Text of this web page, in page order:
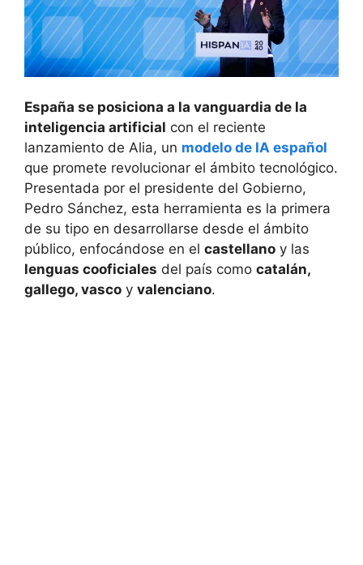
España se posiciona a la vanguardia de la
inteligencia artificial con el reciente
lanzamiento de Alia, un modelo de IA español
que promete revolucionar el ámbito tecnológico.
Presentada por el presidente del Gobierno,
Pedro Sánchez, esta herramienta es la primera
de su tipo en desarrollarse desde el ámbito
público, enfocándose en el castellano y las
lenguas cooficiales del país como catalán,
gallego, vasco y valenciano.